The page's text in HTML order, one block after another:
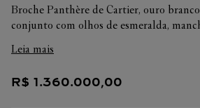
Broche Panthère de Cartier, ouro
conjunto com olhos de esmeralda,
quilates.
Leia mais
R$ 1.360.000,00